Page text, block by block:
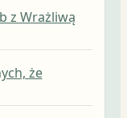
z Wrażliwą
że